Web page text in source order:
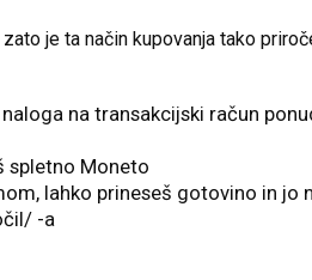
je ta način kupovanja tako
na transakcijski račun
spletno Moneto
lahko prineseš gotovino in jo
-a